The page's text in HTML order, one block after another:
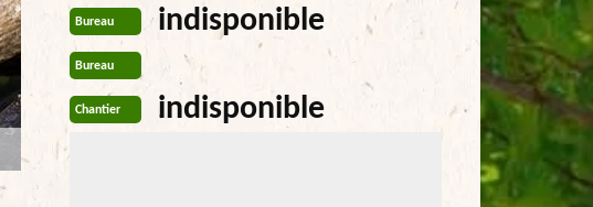
Bureau indisponible
Bureau
Chantier indisponible